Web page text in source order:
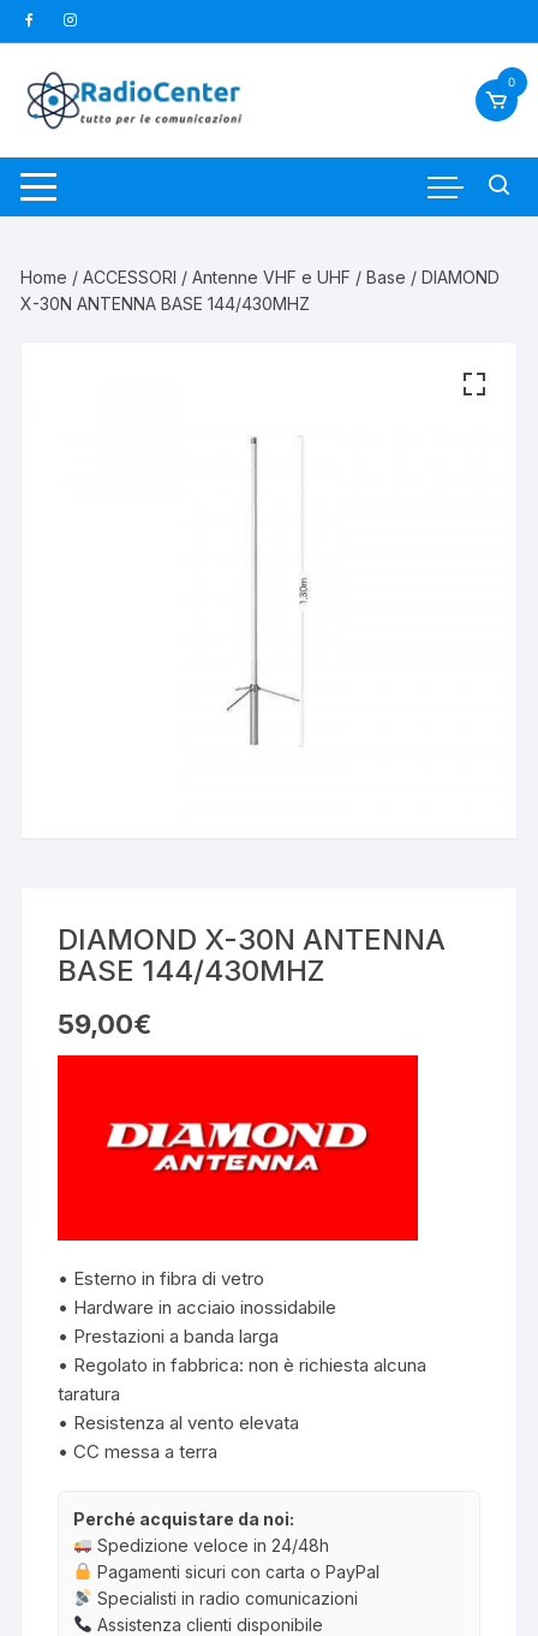
al
contenuto
0
Home /ACCESSORI /Antenne VHF e UHF /Base / DIAMOND
X-30N ANTENNA BASE 144/430MHZ
DIAMOND X-30N ANTENNA
BASE 144/430MHZ
59,00€
• Esterno in fibra di vetro
• Hardware in acciaio inossidabile
• Prestazioni a banda larga
• Regolato in fabbrica: non è richiesta alcuna
taratura
• Resistenza al vento elevata
• CC messa a terra
Perché acquistare da noi:
Spedizione veloce in 24/48h
Pagamenti sicuri con carta o PayPal
Specialisti in radio comunicazioni
Assistenza clienti disponibile